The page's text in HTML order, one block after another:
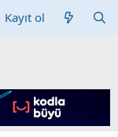
Kayıt ol